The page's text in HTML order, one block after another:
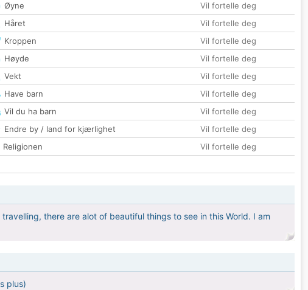
Øyne
Vil fortelle deg
Håret
Vil fortelle deg
Kroppen
Vil fortelle deg
Høyde
Vil fortelle deg
Vekt
Vil fortelle deg
Have barn
Vil fortelle deg
Vil du ha barn
Vil fortelle deg
Endre by / land for kjærlighet
Vil fortelle deg
Religionen
Vil fortelle deg
there are alot of beautiful things to see in this World. I am
plus)